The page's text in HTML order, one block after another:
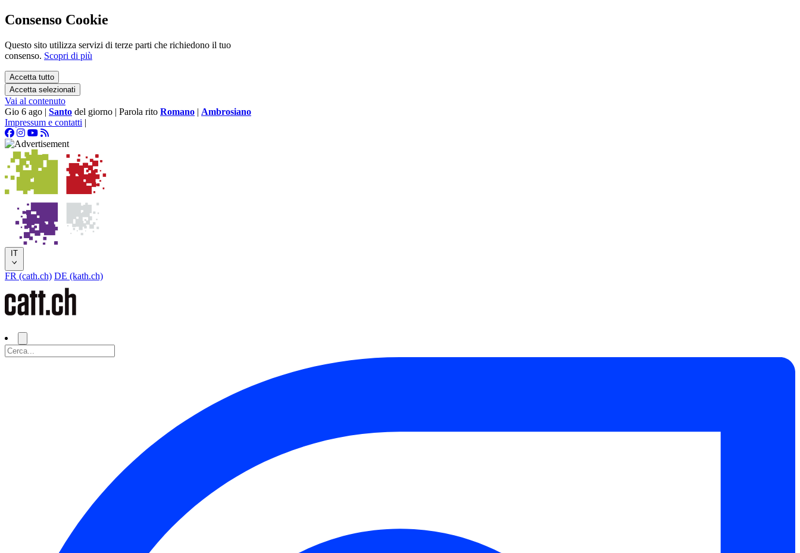
Consenso Cookie
Questo sito utilizza servizi di terze parti che richiedono il tuo
consenso. Scopri di più
Accetta tutto
Accetta selezionati
Vai al contenuto
Gio 6 ago | Santo del giorno | Parola rito Romano | Ambrosiano
Impressum e contatti |
IT
FR (cath.ch) DE (kath.ch)